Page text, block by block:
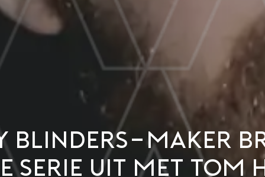
Blinders-maker
serie uit met Tom